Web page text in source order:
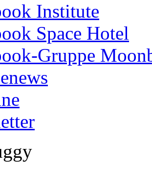
Institute
Space Hotel
Gruppe